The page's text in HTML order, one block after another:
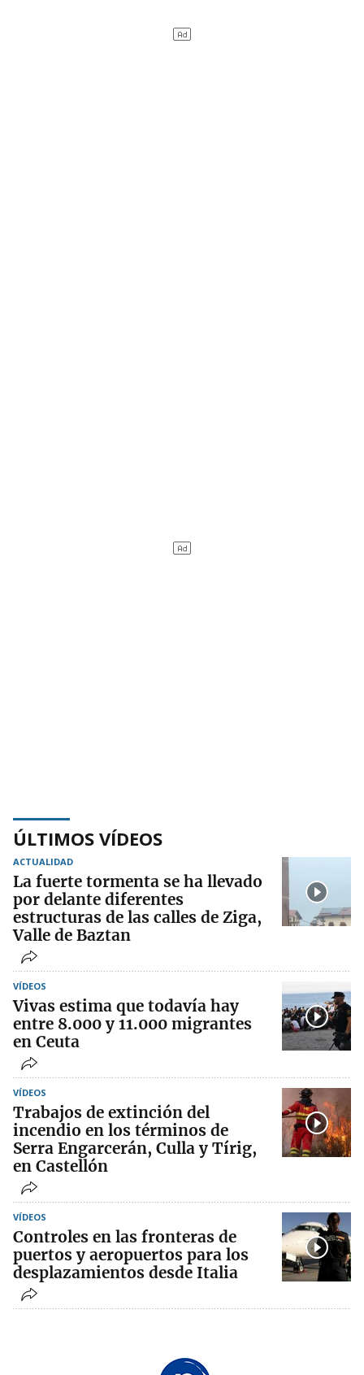
ÚLTIMOS VÍDEOS
ACTUALIDAD
La fuerte tormenta se ha llevado
por delante diferentes
estructuras de las calles de Ziga,
Valle de Baztan
VÍDEOS
Vivas estima que todavía hay
entre 8.000 y 11.000 migrantes
en Ceuta
VÍDEOS
Trabajos de extinción del
incendio en los términos de
Serra Engarcerán, Culla y Tírig,
en Castellón
VÍDEOS
Controles en las fronteras de
puertos y aeropuertos para los
desplazamientos desde Italia